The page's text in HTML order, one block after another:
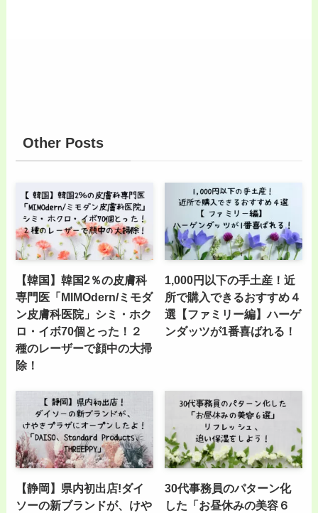
Other Posts
【韓国】韓国2％の皮膚科
専門医「MIMOdern/ミモダ
ン皮膚科医院」シミ・ホク
ロ・イボ70個とった！２
種のレーザーで顔中の大掃
除！
1,000円以下の手土産！近
所で購入できるおすすめ４
選【ファミリー編】ハーゲ
ンダッツが1番喜ばれる！
【静岡】県内初出店!ダイ
ソーの新ブランドが、けや
30代事務員のパターン化
した「お昼休みの美容６